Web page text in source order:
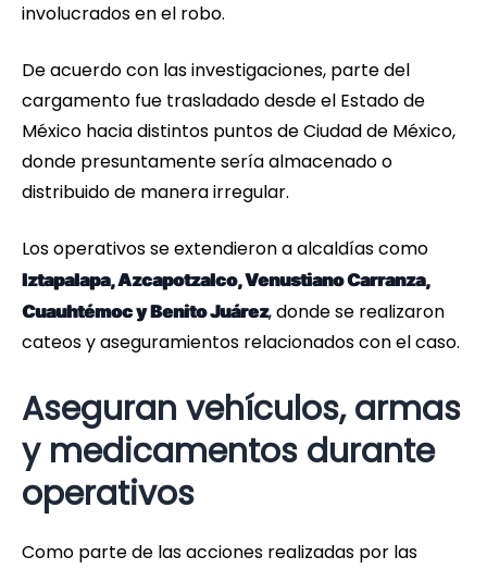
involucrados en el robo.
De acuerdo con las investigaciones, parte del
cargamento fue trasladado desde el Estado de
México hacia distintos puntos de Ciudad de México,
donde presuntamente sería almacenado o
distribuido de manera irregular.
Los operativos se extendieron a alcaldías como
Iztapalapa, Azcapotzalco, Venustiano Carranza,
Cuauhtémoc y Benito Juárez, donde se realizaron
cateos y aseguramientos relacionados con el caso.
Aseguran vehículos, armas
y medicamentos durante
operativos
Como parte de las acciones realizadas por las